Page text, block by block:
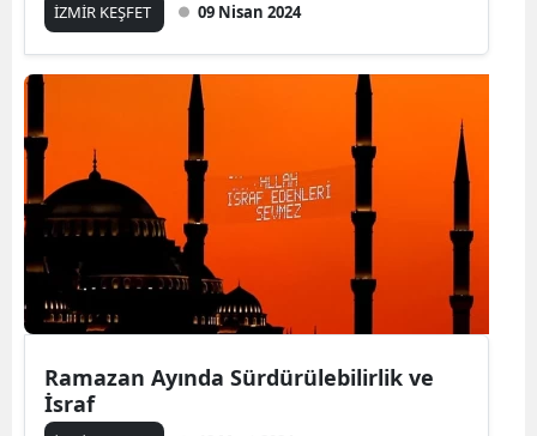
İZMİR KEŞFET 09 Nisan 2024
Ramazan Ayında Sürdürülebilirlik ve
İsraf